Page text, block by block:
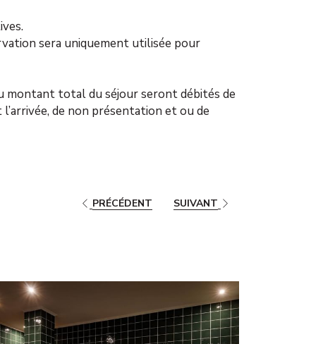
sera uniquement utilisée pour
montant total du séjour seront débités de
de non présentation et ou de
PRÉCÉDENT SUIVANT